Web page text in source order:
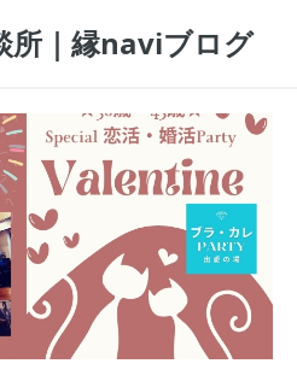
所｜縁naviブログ